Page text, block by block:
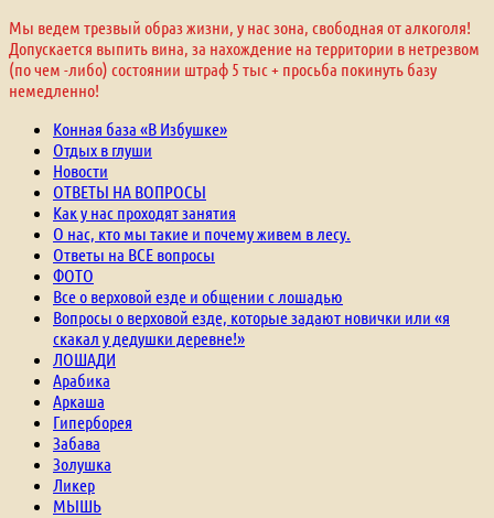
Мы ведем трезвый образ жизни, у нас зона, свободная от алкоголя!
Допускается выпить вина, за нахождение на территории в нетрезвом
(по чем -либо) состоянии штраф 5 тыс + просьба покинуть базу
немедленно!
Конная база «В Избушке»
Отдых в глуши
Новости
ОТВЕТЫ НА ВОПРОСЫ
Как у нас проходят занятия
О нас, кто мы такие и почему живем в лесу.
Ответы на ВСЕ вопросы
ФОТО
Все о верховой езде и общении с лошадью
Вопросы о верховой езде, которые задают новички или «я
скакал у дедушки деревне!»
ЛОШАДИ
Арабика
Аркаша
Гиперборея
Забава
Золушка
Ликер
МЫШЬ